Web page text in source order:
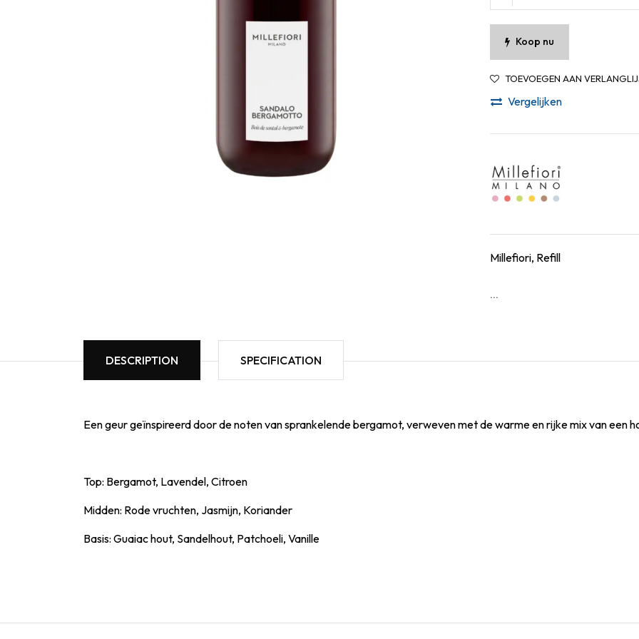
Koop nu
TOEVOEGEN AAN
Vergelijken
Millefiori, Refill
...
DESCRIPTION SPECIFICATION
Een geur geïnspireerd door de noten van sprankelende bergamot, verweven met de warme en rijke mix van een
Top: Bergamot, Lavendel, Citroen
Midden: Rode vruchten, Jasmijn, Koriander
Basis: Guaiac hout, Sandelhout, Patchoeli, Vanille